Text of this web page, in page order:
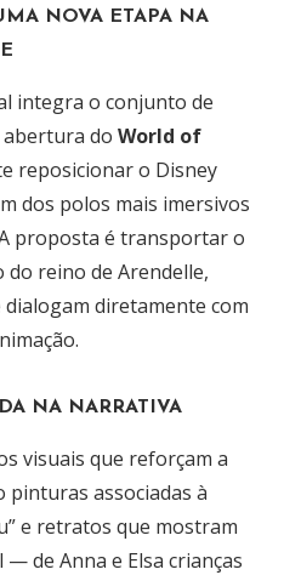
NOVA ETAPA NA
integra o conjunto de
abertura do World of
reposicionar o Disney
dos polos mais imersivos
proposta é transportar o
reino de Arendelle,
diretamente com
NA NARRATIVA
visuais que reforçam a
pinturas associadas à
e retratos que mostram
de Anna e Elsa crianças